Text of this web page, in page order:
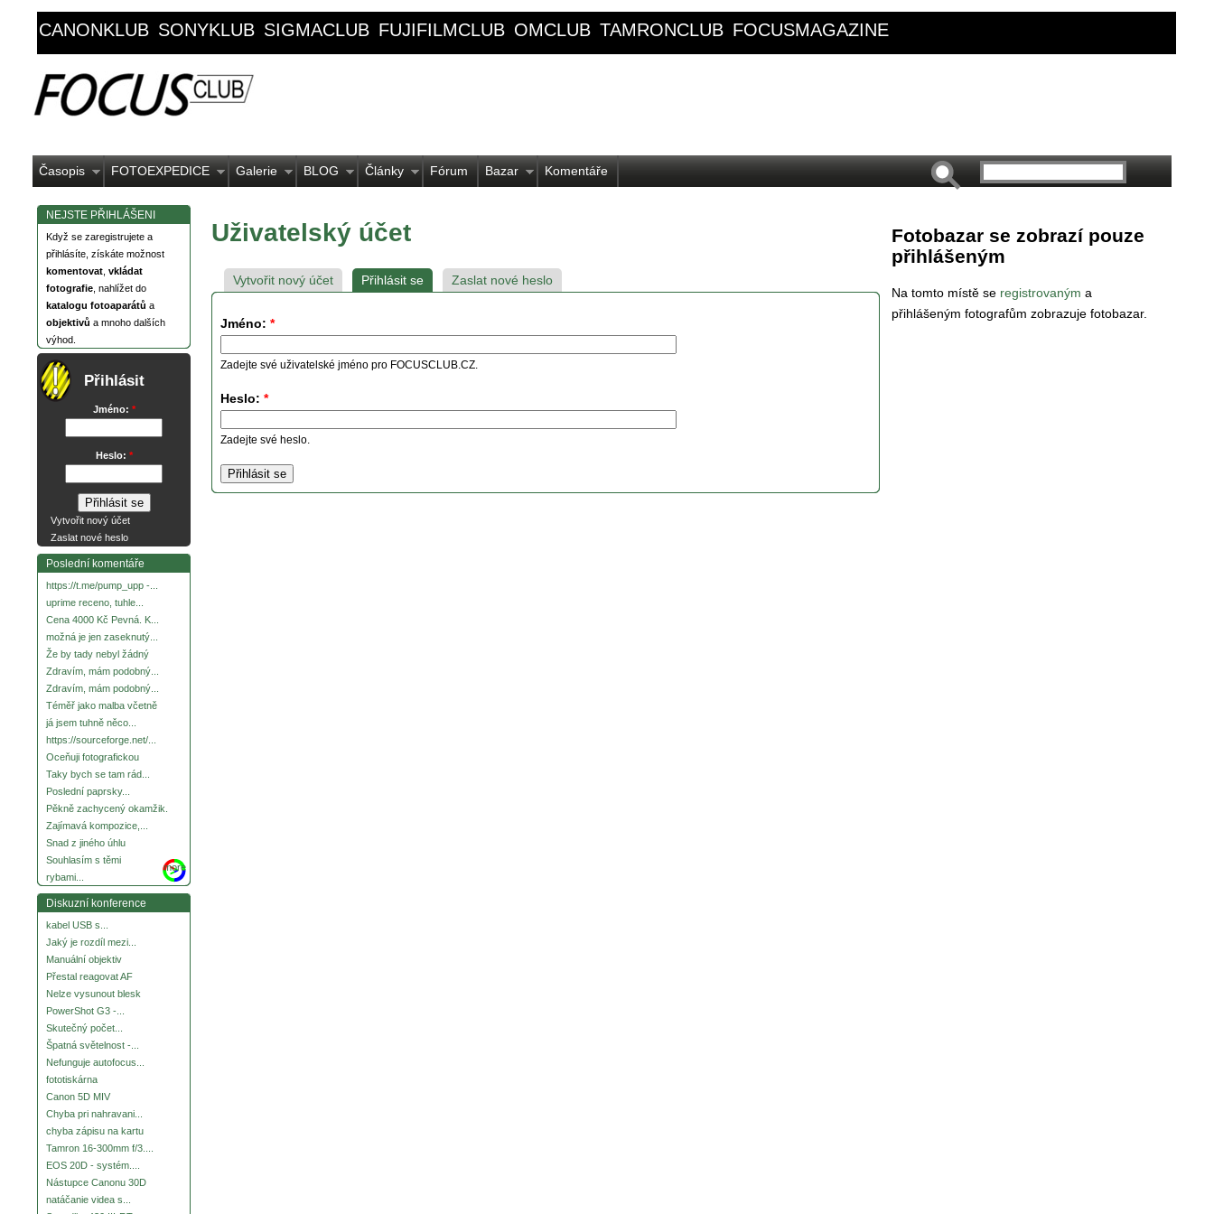
CANONKLUB SONYKLUB SIGMACLUB FUJIFILMCLUB OMCLUB TAMRONCLUB FOCUSMAGAZINE
Časopis FOTOEXPEDICE Galerie BLOG Články Fórum Bazar Komentáře
NEJSTE PŘIHLÁŠENI
Když se zaregistrujete a
přihlásíte, získáte možnost
komentovat vkládat
fotografie , nahlížet do
katalogu fotoaparátů a
objektivů a mnoho dalších
výhod.
Přihlásit
Jméno: *
Heslo: *
Vytvořit nový účet
Zaslat nové heslo
Poslední komentáře
https://t.me/pump_upp -...
uprime receno, tuhle...
Cena 4000 Kč Pevná. K...
možná je jen zaseknutý...
Že by tady nebyl žádný
Zdravím, mám podobný...
Zdravím, mám podobný...
Téměř jako malba včetně
já jsem tuhně něco...
https://sourceforge.net/...
Oceňuji fotografickou
Taky bych se tam rád...
Poslední paprsky...
Pěkně zachycený okamžik.
Zajímavá kompozice,...
Snad z jiného úhlu
Souhlasím s těmi
rybami...
more
Diskuzní konference
kabel USB s...
Jaký je rozdíl mezi...
Manuální objektiv
Přestal reagovat AF
Nelze vysunout blesk
PowerShot G3 -...
Skutečný počet...
Špatná světelnost -...
Nefunguje autofocus...
fototiskárna
Canon 5D MIV
Chyba pri nahravani...
chyba zápisu na kartu
Tamron 16-300mm f/3....
EOS 20D - systém....
Nástupce Canonu 30D
natáčanie videa s...
Uživatelský účet
Vytvořit nový účet Přihlásit se Zaslat nové heslo
Jméno: *
Zadejte své uživatelské jméno pro FOCUSCLUB.CZ.
Heslo: *
Zadejte své heslo.
Fotobazar se zobrazí pouze
přihlášeným
Na tomto místě se registrovaným a
přihlášeným fotografům zobrazuje fotobazar.